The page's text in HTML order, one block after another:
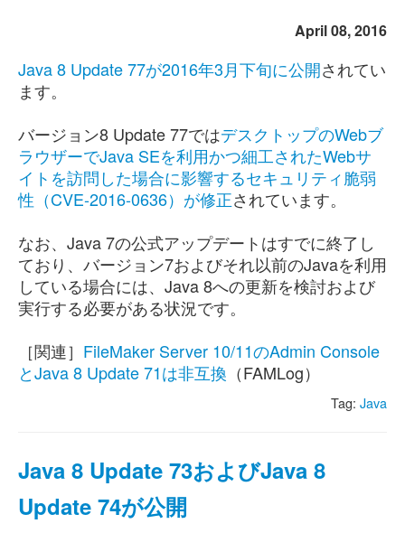
April 08, 2016
Java 8 Update 77が2016年3月下旬に公開されてい
ます。
バージョン8 Update 77ではデスクトップのWebブ
ラウザーでJava SEを利用かつ細工されたWebサ
イトを訪問した場合に影響するセキュリティ脆弱
性（CVE-2016-0636）が修正されています。
なお、Java 7の公式アップデートはすでに終了し
ており、バージョン7およびそれ以前のJavaを利用
している場合には、Java 8への更新を検討および
実行する必要がある状況です。
［関連］ FileMaker Server 10/11のAdmin Console
とJava 8 Update 71は非互換 （FAMLog）
Tag: Java
Java 8 Update 73およびJava 8
Update 74が公開